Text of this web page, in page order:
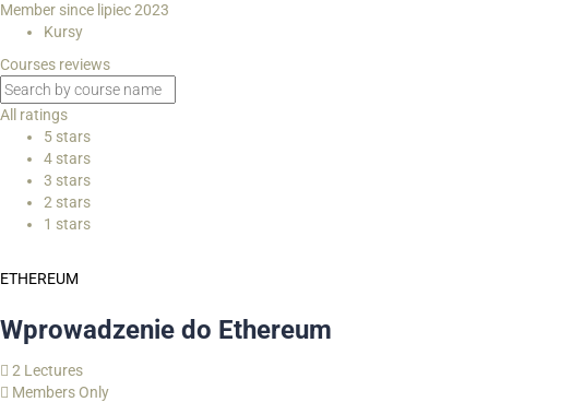
Member since lipiec 2023
Kursy
Courses reviews
All ratings
5 stars
4 stars
3 stars
2 stars
1 stars
ETHEREUM
Wprowadzenie do Ethereum
2 Lectures
Members Only